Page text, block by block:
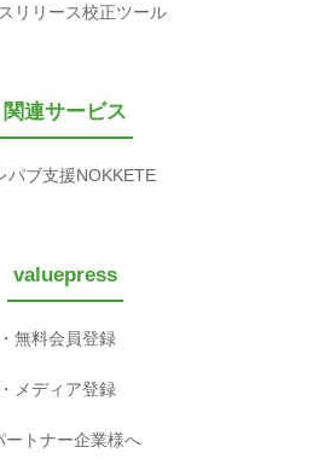
リリース校正ツール
関連サービス
パブ支援NOKKETE
valuepress
無料会員登録
メディア登録
ートナー企業様へ